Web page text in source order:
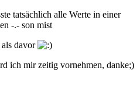
tatsächlich alle Werte in einer
-.- son mist
davor
ich mir zeitig vornehmen, danke;)